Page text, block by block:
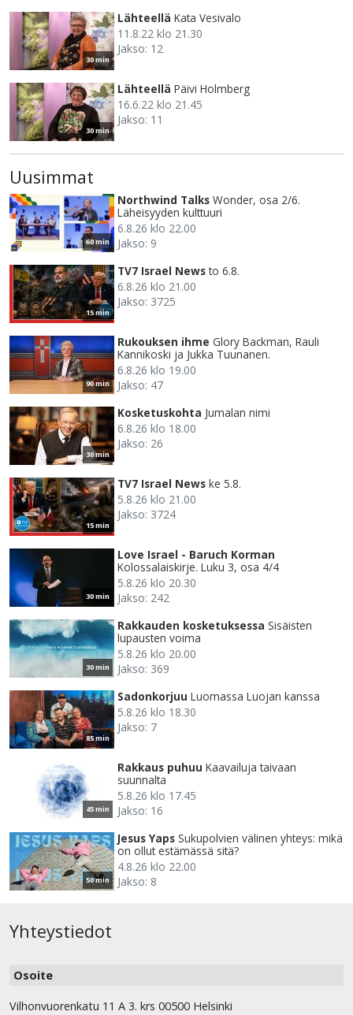
30 min
Lähteellä Kata Vesivalo
11.8.22 klo 21.30
Jakso: 12
30 min
Lähteellä Päivi Holmberg
16.6.22 klo 21.45
Jakso: 11
Uusimmat
60 min
Northwind Talks Wonder, osa 2/6.
Läheisyyden kulttuuri
6.8.26 klo 22.00
Jakso: 9
15 min
TV7 Israel News to 6.8.
6.8.26 klo 21.00
Jakso: 3725
90 min
Rukouksen ihme Glory Backman, Rauli
Kannikoski ja Jukka Tuunanen.
6.8.26 klo 19.00
Jakso: 47
30 min
Kosketuskohta Jumalan nimi
6.8.26 klo 18.00
Jakso: 26
15 min
TV7 Israel News ke 5.8.
5.8.26 klo 21.00
Jakso: 3724
30 min
Love Israel - Baruch Korman
Kolossalaiskirje. Luku 3, osa 4/4
5.8.26 klo 20.30
Jakso: 242
30 min
Rakkauden kosketuksessa Sisäisten
lupausten voima
5.8.26 klo 20.00
Jakso: 369
85 min
Sadonkorjuu Luomassa Luojan kanssa
5.8.26 klo 18.30
Jakso: 7
45 min
Rakkaus puhuu Kaavailuja taivaan
suunnalta
5.8.26 klo 17.45
Jakso: 16
50 min
Jesus Yaps Sukupolvien välinen yhteys: mikä
on ollut estämässä sitä?
4.8.26 klo 22.00
Jakso: 8
Yhteystiedot
Osoite
Vilhonvuorenkatu 11 A 3. krs 00500 Helsinki